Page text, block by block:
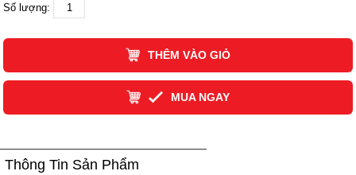
Số lượng:
THÊM VÀO GIỎ
MUA NGAY
Thông Tin Sản Phẩm